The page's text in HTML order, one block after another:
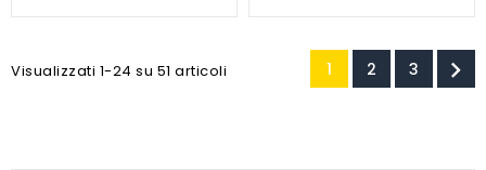
Visualizzati 1-24 su 51 articoli 1 2 3 